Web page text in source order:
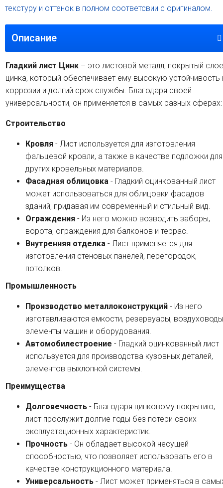
текстуру и оттенок в полном соответсвии с оригиналом.
Описание
Гладкий лист Цинк – это листовой металл, покрытый
цинка, который обеспечивает ему высокую устойчивость
коррозии и долгий срок службы. Благодаря своей
универсальности, он применяется в самых разных сферах:
Строительство
Кровля - Лист используется для изготовления
фальцевой кровли, а также в качестве подложки для
других кровельных материалов.
Фасадная облицовка - Гладкий оцинкованный лист
может использоваться для облицовки фасадов
зданий, придавая им современный и стильный вид.
Ограждения - Из него можно возводить заборы,
ворота, ограждения для балконов и террас.
Внутренняя отделка - Лист применяется для
изготовления стеновых панелей, перегородок,
потолков.
Промышленность
Производство металлоконструкций - Из него
изготавливаются емкости, резервуары,
элементы машин и оборудования.
Автомобилестроение - Гладкий оцинкованный лист
используется для производства кузовных деталей,
элементов выхлопной системы.
Преимущества
Долговечность - Благодаря цинковому покрытию,
лист прослужит долгие годы без потери своих
эксплуатационных характеристик.
Прочность - Он обладает высокой несущей
способностью, что позволяет использовать его в
качестве конструкционного материала.
Универсальность - Лист может применяться в